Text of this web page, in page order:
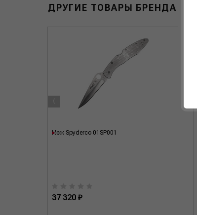
ДРУГИЕ ТОВАРЫ БРЕНДА
Нож Spyderco 01SP001
37 320 ₽
‹